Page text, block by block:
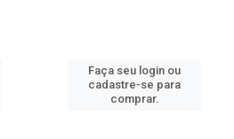
Faça seu login ou
cadastre-se para
comprar.